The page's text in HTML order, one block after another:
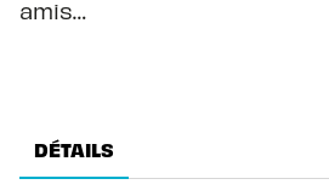
amis…
DÉTAILS